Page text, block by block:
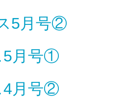
5月号②
5月号①
4月号②